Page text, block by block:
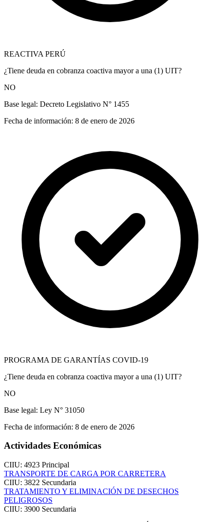
REACTIVA PERÚ
¿Tiene deuda en cobranza coactiva mayor a una (1) UIT?
NO
Base legal: Decreto Legislativo N° 1455
Fecha de información: 8 de enero de 2026
PROGRAMA DE GARANTÍAS COVID-19
¿Tiene deuda en cobranza coactiva mayor a una (1) UIT?
NO
Base legal: Ley N° 31050
Fecha de información: 8 de enero de 2026
Actividades Económicas
CIIU: 4923 Principal
TRANSPORTE DE CARGA POR CARRETERA
CIIU: 3822 Secundaria
TRATAMIENTO Y ELIMINACIÓN DE DESECHOS
PELIGROSOS
CIIU: 3900 Secundaria